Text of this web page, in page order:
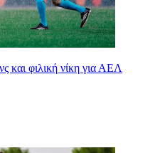
και φιλική νίκη για ΑΕΛ